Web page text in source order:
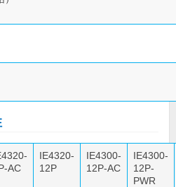
AC
IE4320-
12P
IE4300-
12P-AC
IE4300-
12P-
PWR